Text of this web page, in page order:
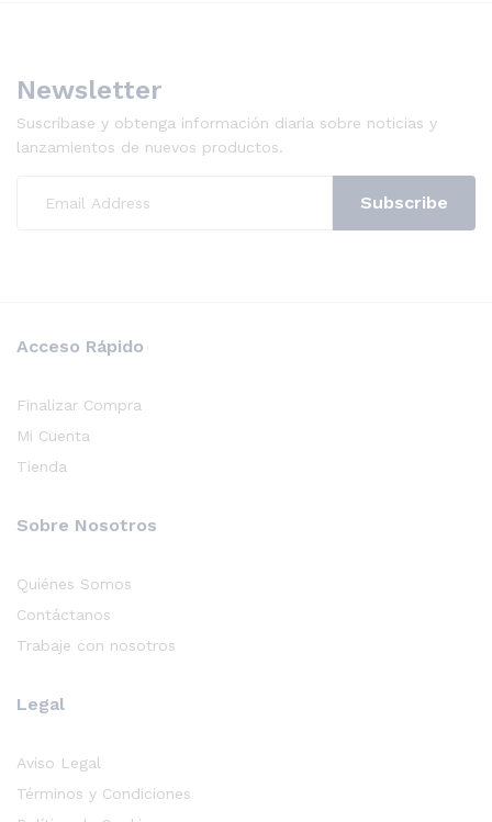
Newsletter
Suscríbase y obtenga información diaria sobre noticias y
lanzamientos de nuevos productos.
Acceso Rápido
Finalizar Compra
Mi Cuenta
Tienda
Sobre Nosotros
Quiénes Somos
Contáctanos
Trabaje con nosotros
Legal
Aviso Legal
Términos y Condiciones